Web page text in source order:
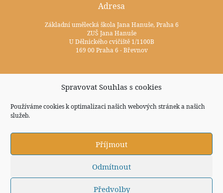
Spravovat Souhlas s cookies
Používáme cookies k optimalizaci našich webových stránek a našich
služeb.
Příjmout
Odmítnout
Předvolby
Adresa
Základní umělecká škola Jana Hanuše, Praha 6
ZUŠ Jana Hanuše
U Dělnického cvičiště 1/1100B
169 00 Praha 6 - Břevnov
Sociální sítě